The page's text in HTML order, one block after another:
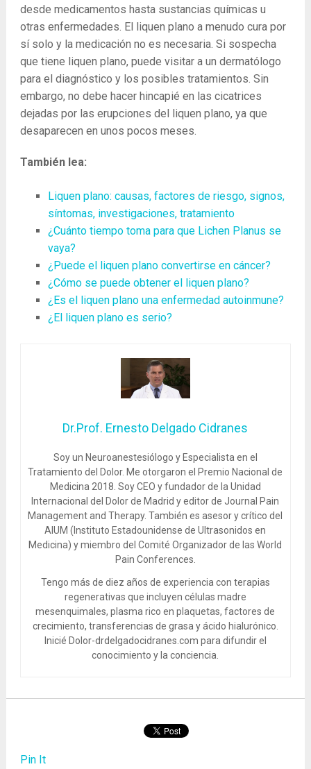
desde medicamentos hasta sustancias químicas u
otras enfermedades. El liquen plano a menudo cura por
sí solo y la medicación no es necesaria. Si sospecha
que tiene liquen plano, puede visitar a un dermatólogo
para el diagnóstico y los posibles tratamientos. Sin
embargo, no debe hacer hincapié en las cicatrices
dejadas por las erupciones del liquen plano, ya que
desaparecen en unos pocos meses.
También lea:
Liquen plano: causas, factores de riesgo, signos,
síntomas, investigaciones, tratamiento
¿Cuánto tiempo toma para que Lichen Planus se
vaya?
¿Puede el liquen plano convertirse en cáncer?
¿Cómo se puede obtener el liquen plano?
¿Es el liquen plano una enfermedad autoinmune?
¿El liquen plano es serio?
Dr.Prof. Ernesto Delgado Cidranes
Soy un Neuroanestesiólogo y Especialista en el
Tratamiento del Dolor. Me otorgaron el Premio Nacional de
Medicina 2018. Soy CEO y fundador de la Unidad
Internacional del Dolor de Madrid y editor de Journal Pain
Management and Therapy. También es asesor y crítico del
AIUM (Instituto Estadounidense de Ultrasonidos en
Medicina) y miembro del Comité Organizador de las World
Pain Conferences.
Tengo más de diez años de experiencia con terapias
regenerativas que incluyen células madre
mesenquimales, plasma rico en plaquetas, factores de
crecimiento, transferencias de grasa y ácido hialurónico.
Inicié Dolor-drdelgadocidranes.com para difundir el
conocimiento y la conciencia.
Pin It